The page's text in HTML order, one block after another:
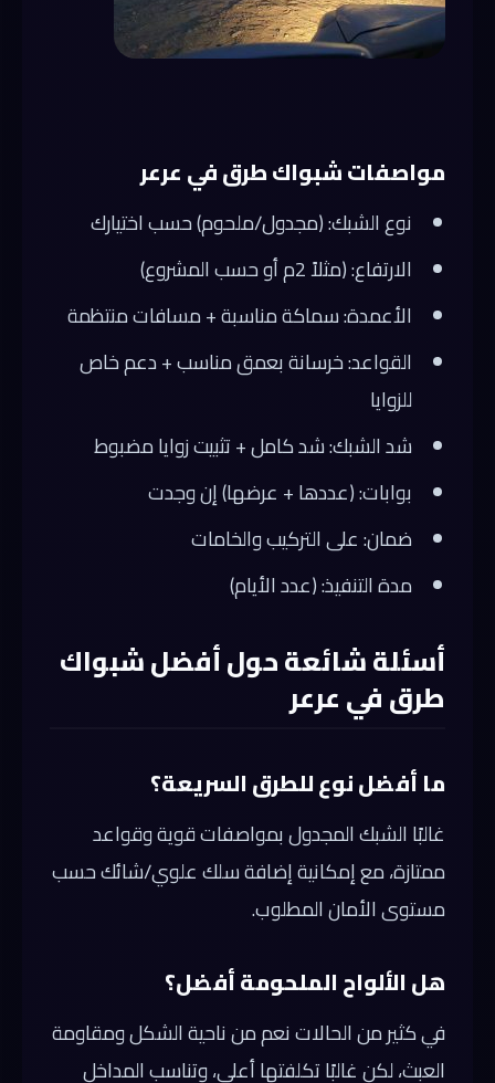
مواصفات شبواك طرق في عرعر
نوع الشبك: (مجدول/ملحوم) حسب اختيارك
الارتفاع: (مثلاً 2م أو حسب المشروع)
الأعمدة: سماكة مناسبة + مسافات منتظمة
القواعد: خرسانة بعمق مناسب + دعم خاص
للزوايا
شد الشبك: شد كامل + تثبيت زوايا مضبوط
بوابات: (عددها + عرضها) إن وجدت
ضمان: على التركيب والخامات
مدة التنفيذ: (عدد الأيام)
أسئلة شائعة حول أفضل شبواك
طرق في عرعر
ما أفضل نوع للطرق السريعة؟
غالبًا الشبك المجدول بمواصفات قوية وقواعد
ممتازة، مع إمكانية إضافة سلك علوي/شائك حسب
مستوى الأمان المطلوب.
هل الألواح الملحومة أفضل؟
في كثير من الحالات نعم من ناحية الشكل ومقاومة
العبث، لكن غالبًا تكلفتها أعلى، وتناسب المداخل